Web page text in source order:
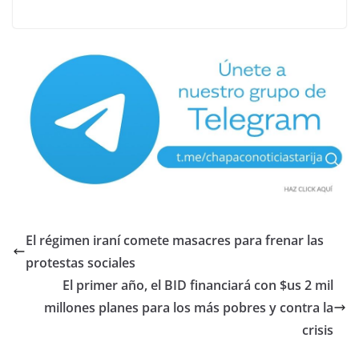
El régimen iraní comete masacres para frenar las
protestas sociales
El primer año, el BID financiará con $us 2 mil
millones planes para los más pobres y contra la
crisis